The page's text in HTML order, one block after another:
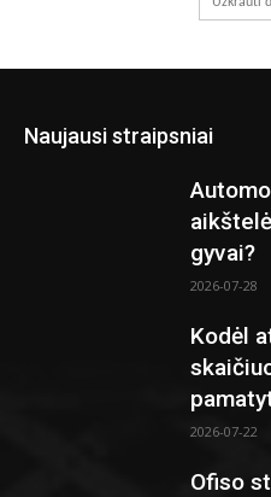
Naujausi straipsniai
gyvai?
2026-07-28
Kodėl
2026-07-22
Ofiso